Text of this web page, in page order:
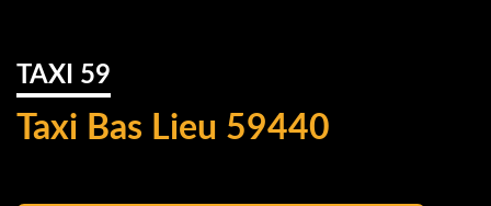
TAXI 59
Taxi Bas Lieu 59440